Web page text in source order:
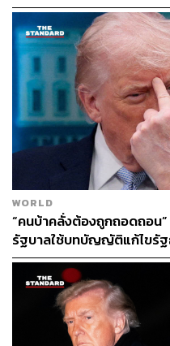
WORLD
“คนบ้าคลั่งต้องถูกถอดถอน
รัฐบาลใช้บทบัญญัติแก้ไขรั
ถอดถอนทรัมป์